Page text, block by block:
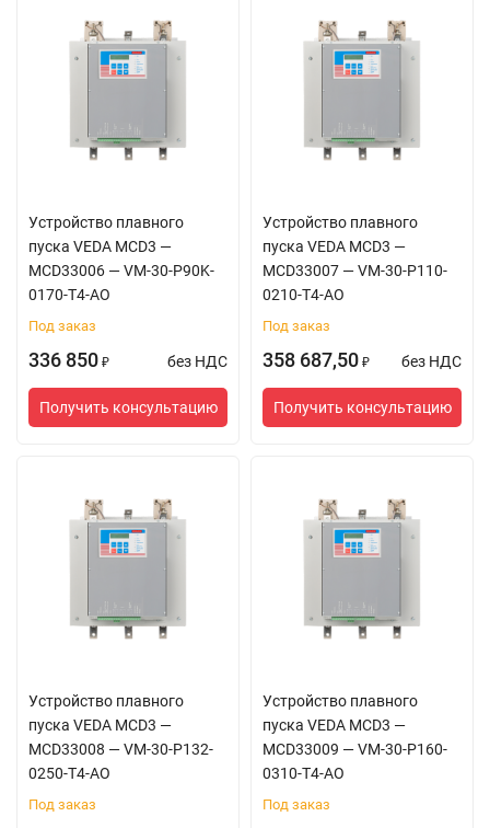
Устройство плавного
пуска VEDA MCD3 —
MCD33006 — VM-30-P90K-
0170-T4-AO
Под заказ
336 850 ₽ без НДС
Получить консультацию
Устройство плавного
пуска VEDA MCD3 —
MCD33007 — VM-30-P110-
0210-T4-AO
Под заказ
358 687,50 ₽ без НДС
Получить консультацию
Устройство плавного
пуска VEDA MCD3 —
MCD33008 — VM-30-P132-
0250-T4-AO
Под заказ
Устройство плавного
пуска VEDA MCD3 —
MCD33009 — VM-30-P160-
0310-T4-AO
Под заказ